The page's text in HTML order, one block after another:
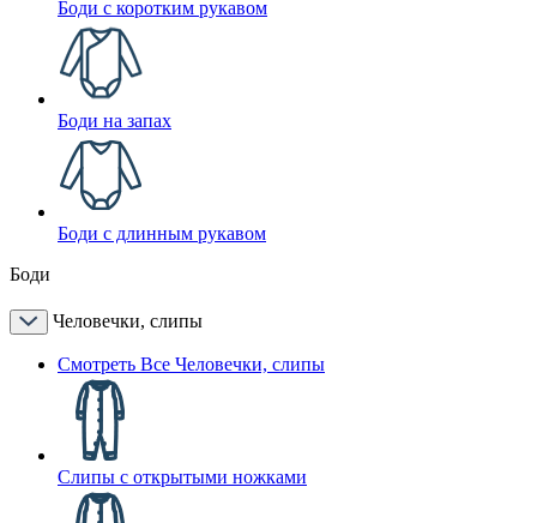
Боди с коротким рукавом
Боди на запах
Боди с длинным рукавом
Боди
Человечки, слипы
Смотреть Все Человечки, слипы
Слипы с открытыми ножками